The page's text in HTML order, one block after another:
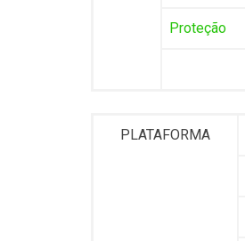
Proteção
PLATAFORMA